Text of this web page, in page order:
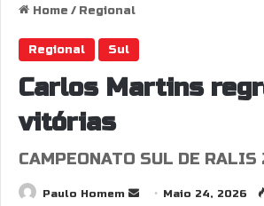
Home / Regional
Regional Sul
Carlos Martins
vitórias
CAMPEONATO SUL DE
Paulo Homem
SendMaio 24, 2026